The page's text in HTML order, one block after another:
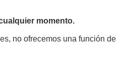
momento.
no ofrecemos una función de